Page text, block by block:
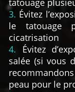
tatouage
3. Évitez
le tatouage
cicatrisation
4. Évitez
salée (si vous
peau pour le